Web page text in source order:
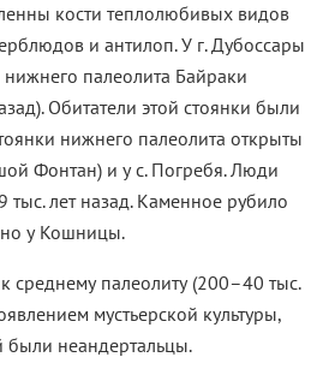
кости теплолюбивых видов
и антилоп. У г. Дубоссары
нижнего палеолита Байраки
Обитатели этой стоянки были
нижнего палеолита открыты
Фонтан) и у с. Погребя. Люди
тыс. лет назад. Каменное рубило
у Кошницы.
среднему палеолиту (200–40 тыс.
мустьерской культуры,
были неандертальцы.